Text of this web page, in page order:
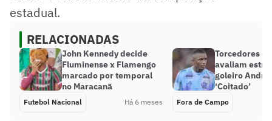
estadual.
RELACIONADAS
John Kennedy decide
Fluminense x Flamengo
marcado por temporal
no Maracanã
Futebol Nacional Há 6 meses
Torcedores
avaliam
goleiro
‘Coitado’
Fora de Campo